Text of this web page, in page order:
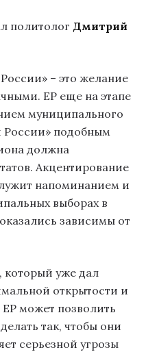
политолог Дмитрий
– это желание
ЕР еще на этапе
муниципального
России» подобным
должна
Акцентирование
напоминанием и
выборах в
зависимы от
который уже дал
открытости и
может позволить
так, чтобы они
серьезной угрозы